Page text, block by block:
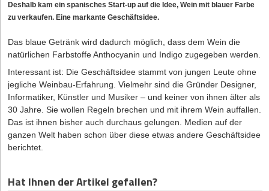
Deshalb kam ein spanisches Start-up auf die Idee, Wein mit blauer Farbe
zu verkaufen. Eine markante Geschäftsidee.
Das blaue Getränk wird dadurch möglich, dass dem Wein die
natürlichen Farbstoffe Anthocyanin und Indigo zugegeben werden.
Interessant ist: Die Geschäftsidee stammt von jungen Leute ohne
jegliche Weinbau-Erfahrung. Vielmehr sind die Gründer Designer,
Informatiker, Künstler und Musiker – und keiner von ihnen älter als
30 Jahre. Sie wollen Regeln brechen und mit ihrem Wein auffallen.
Das ist ihnen bisher auch durchaus gelungen. Medien auf der
ganzen Welt haben schon über diese etwas andere Geschäftsidee
berichtet.
Hat Ihnen der Artikel gefallen?